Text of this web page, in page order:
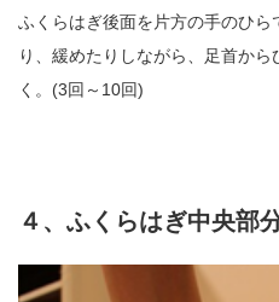
ふくらはぎ後面を片方の手のひ
り、緩めたりしながら、足首か
く。(3回～10回)
４、ふくらはぎ中央部